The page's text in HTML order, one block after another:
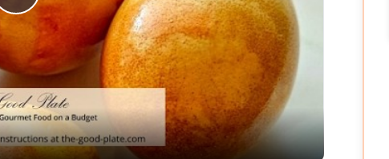
Play
Video